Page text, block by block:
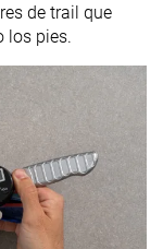
de trail que
los pies.